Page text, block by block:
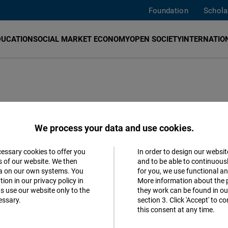
Foundation
SOCIAL MARKET ECONOMYOPEN SOCIETY
Action Plan:
von Desinformation
We process your data and use cookies.
cookies to offer you
our website. We then
on our own systems. You
in our privacy policy in
use our website only to the
In order to design our
and to be able to
for you, we use functional
More information about the
they work can be found in
section 3. Click 'Accept' to
this consent at any time.
Matomo
Facebook
Accept